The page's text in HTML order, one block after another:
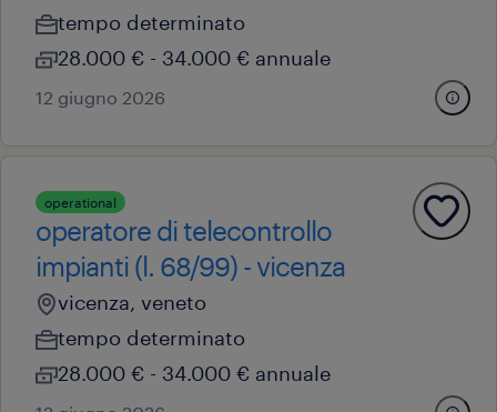
tempo determinato
28.000 € - 34.000 € annuale
12 giugno 2026
operational
operatore di telecontrollo
impianti (l. 68/99) - vicenza
vicenza, veneto
tempo determinato
28.000 € - 34.000 € annuale